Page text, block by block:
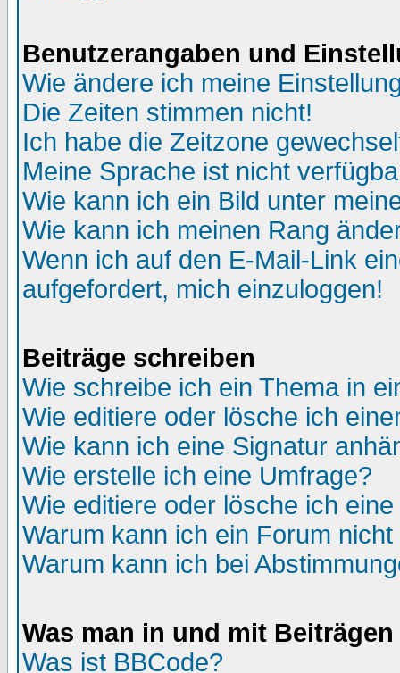
Benutzerangaben und
Wie ändere ich meine
Die Zeiten stimmen nicht!
Ich habe die Zeitzone
Meine Sprache ist nicht
Wie kann ich ein Bild unter
Wie kann ich meinen Rang
Wenn ich auf den E-Mail-Link
aufgefordert, mich einzuloggen!
Beiträge schreiben
Wie schreibe ich ein Thema in
Wie editiere oder lösche ich
Wie kann ich eine Signatur
Wie erstelle ich eine Umfrage?
Wie editiere oder lösche ich
Warum kann ich ein Forum
Warum kann ich bei
Was man in und mit
Was ist BBCode?